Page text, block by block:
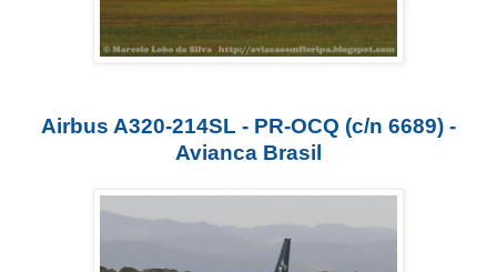
Airbus A320-214SL - PR-OCQ (c/n 6689) -
Avianca Brasil